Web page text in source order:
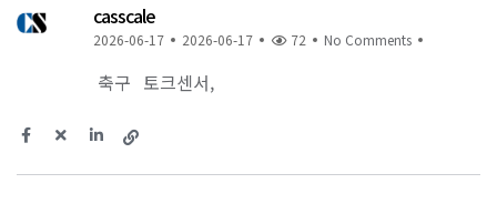
casscale
2026-06-17 2026-06-17 72 No Comments
축구 토크센서